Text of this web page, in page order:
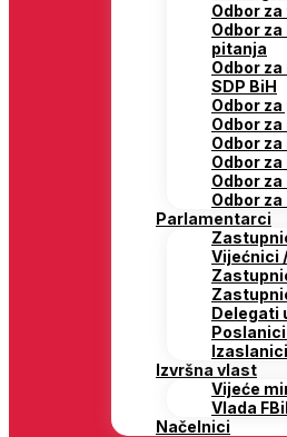
Odbor
Odbor
pitanja
Odbor
SDP BiH
Odbor
Odbor
Odbor
Odbor
Odbor
Odbor
Parlamentarci
Vijećnici
Delegati
Poslanici
Izvršna vlast
Vijeće
Vlada
Načelnici